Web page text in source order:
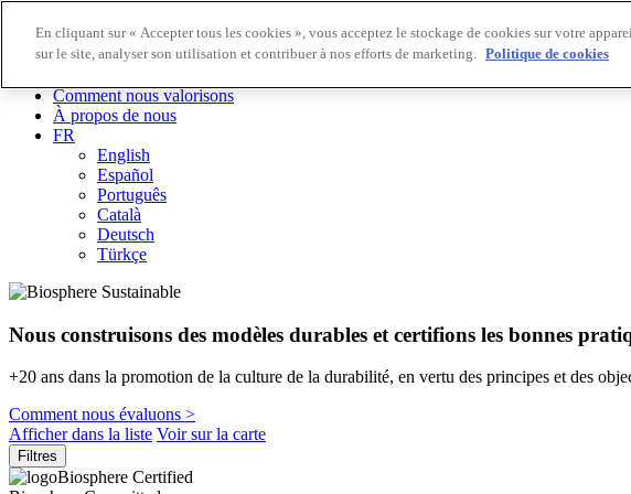
Destinations Biosphere
Comment nous valorisons
À propos de nous
FR
English
Español
Português
Català
Deutsch
Türkçe
Nous construisons des modèles durables et certifions les bonnes
+20 ans dans la promotion de la culture de la durabilité, en vertu des principes et des
Comment nous évaluons >
Afficher dans la liste Voir sur la carte
Filtres
Biosphere Certified
En cliquant sur « Accepter tous les cookies », vous acceptez le stockage de cookies sur votre
sur le site, analyser son utilisation et contribuer à nos efforts de marketing. Politique de cookies